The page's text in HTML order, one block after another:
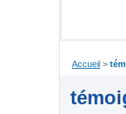
Accueil >